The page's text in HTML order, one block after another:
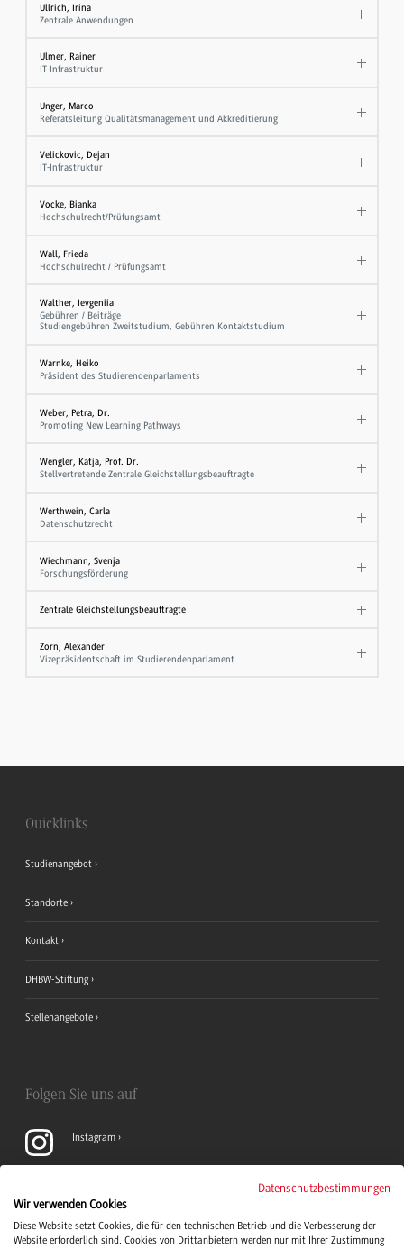
Ullrich, Irina
Zentrale Anwendungen
Ulmer, Rainer
IT-Infrastruktur
Unger, Marco
Referatsleitung Qualitätsmanagement und Akkreditierung
Velickovic, Dejan
IT-Infrastruktur
Vocke, Bianka
Hochschulrecht/Prüfungsamt
Wall, Frieda
Hochschulrecht / Prüfungsamt
Walther, Ievgeniia
Gebühren / Beiträge
Studiengebühren Zweitstudium, Gebühren Kontaktstudium
Warnke, Heiko
Präsident des Studierendenparlaments
Weber, Petra, Dr.
Promoting New Learning Pathways
Wengler, Katja, Prof. Dr.
Stellvertretende Zentrale Gleichstellungsbeauftragte
Werthwein, Carla
Datenschutzrecht
Wiechmann, Svenja
Forschungsförderung
Zentrale Gleichstellungsbeauftragte
Zorn, Alexander
Vizepräsidentschaft im Studierendenparlament
Quicklinks
Studienangebot
Standorte
Kontakt
DHBW-Stiftung
Stellenangebote
Folgen Sie uns auf
Instagram
LinkedIn
Datenschutzbestimmungen
Wir verwenden Cookies
Diese Website setzt Cookies, die für den technischen Betrieb und die Verbesserung der
Website erforderlich sind. Cookies von Drittanbietern werden nur mit Ihrer Zustimmung